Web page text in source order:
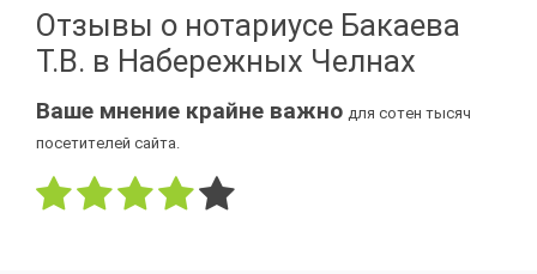
Отзывы о нотариусе Бакаева
Т.В. в Набережных Челнах
Ваше мнение крайне важно для сотен тысяч
посетителей сайта.